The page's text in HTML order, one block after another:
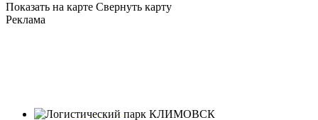
Показать на карте Свернуть карту
Реклама